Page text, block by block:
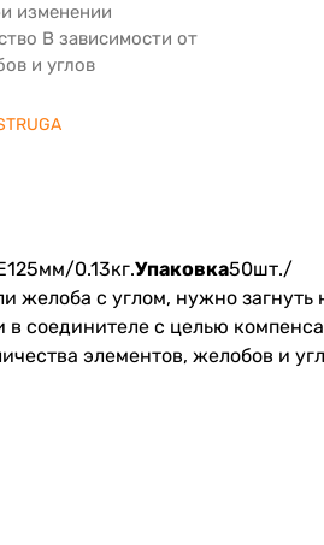
изменении
В зависимости от
и углов
0.13кг.Упаковка50шт./
желоба с углом, нужно загнуть
соединителе с целью
элементов, желобов и